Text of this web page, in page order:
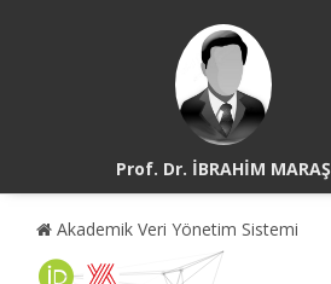
Prof. Dr. İBRAHİM MARAŞ
Akademik Veri Yönetim Sistemi